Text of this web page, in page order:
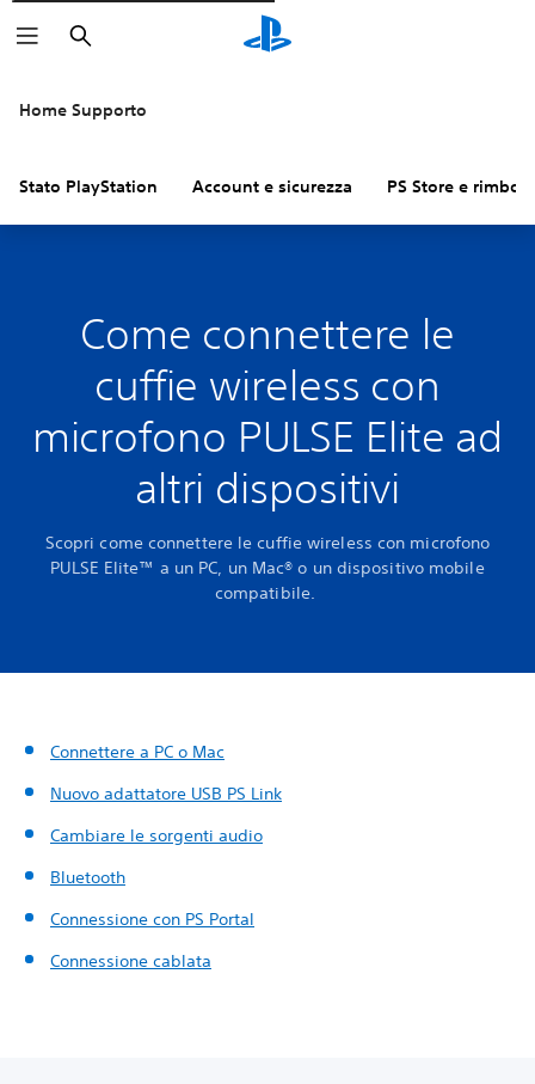
Cerca
Home Supporto
Stato PlayStation Account e sicurezza PS Store e
Come connettere le
cuffie wireless con
microfono PULSE Elite ad
altri dispositivi
Scopri come connettere le cuffie wireless con microfono
PULSE Elite™ a un PC, un Mac® o un dispositivo mobile
compatibile.
Connettere a PC o Mac
Nuovo adattatore USB PS Link
Cambiare le sorgenti audio
Bluetooth
Connessione con PS Portal
Connessione cablata